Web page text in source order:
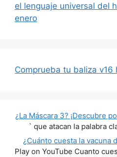
el lenguaje universal del
enero
Comprueba tu baliza v16
¿La Máscara 3? ¡Descubre
` que atacan la palabra
¿Cuánto cuesta la vacuna
Play on YouTube Cuanto